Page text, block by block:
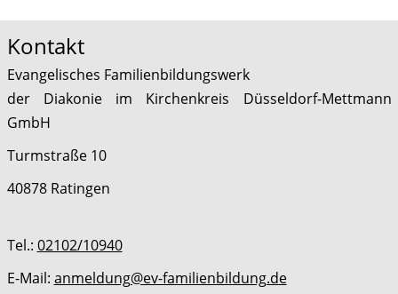
Kontakt
Evangelisches Familienbildungswerk
der Diakonie im Kirchenkreis Düsseldorf-Mettmann
GmbH
Turmstraße 10
40878 Ratingen
Tel.: 02102/10940
E-Mail: anmeldung@ev-familienbildung.de